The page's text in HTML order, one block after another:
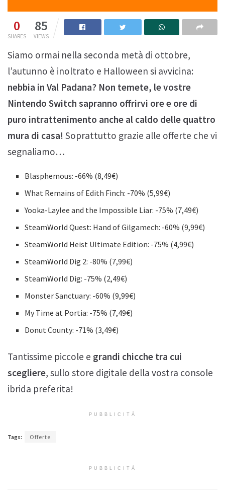
0
SHARES
85
VIEWS
Siamo ormai nella seconda metà di ottobre,
l’autunno è inoltrato e Halloween si avvicina:
nebbia in Val Padana? Non temete, le vostre
Nintendo Switch sapranno offrirvi ore e ore di
puro intrattenimento anche al caldo delle quattro
mura di casa! Soprattutto grazie alle offerte che vi
segnaliamo…
Blasphemous: -66% (8,49€)
What Remains of Edith Finch: -70% (5,99€)
Yooka-Laylee and the Impossible Liar: -75% (7,49€)
SteamWorld Quest: Hand of Gilgamech: -60% (9,99€)
SteamWorld Heist Ultimate Edition: -75% (4,99€)
SteamWorld Dig 2: -80% (7,99€)
SteamWorld Dig: -75% (2,49€)
Monster Sanctuary: -60% (9,99€)
My Time at Portia: -75% (7,49€)
Donut County: -71% (3,49€)
Tantissime piccole e grandi chicche tra cui
scegliere, sullo store digitale della vostra console
ibrida preferita!
PUBBLICITÀ
Tags: Offerte
PUBBLICITÀ